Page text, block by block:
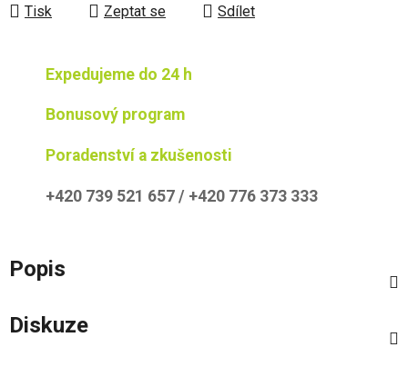
Tisk Zeptat se Sdílet
Expedujeme do 24 h
Bonusový program
Poradenství a zkušenosti
+420 739 521 657 / +420 776 373 333
Popis
Diskuze